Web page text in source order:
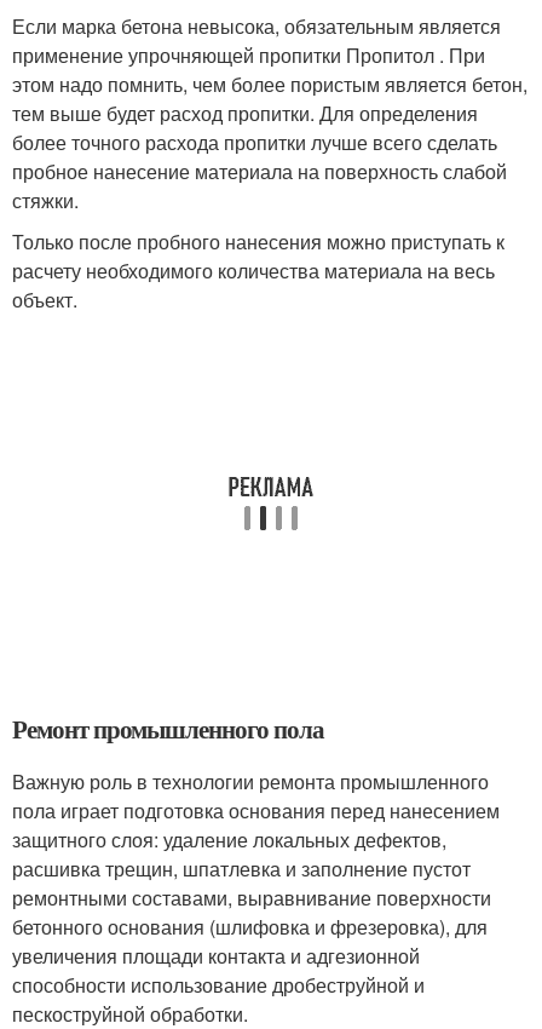
Если марка бетона невысока, обязательным является
применение упрочняющей пропитки Пропитол . При
этом надо помнить, чем более пористым является бетон,
тем выше будет расход пропитки. Для определения
более точного расхода пропитки лучше всего сделать
пробное нанесение материала на поверхность слабой
стяжки.
Только после пробного нанесения можно приступать к
расчету необходимого количества материала на весь
объект.
Ремонт промышленного пола
Важную роль в технологии ремонта промышленного
пола играет подготовка основания перед нанесением
защитного слоя: удаление локальных дефектов,
расшивка трещин, шпатлевка и заполнение пустот
ремонтными составами, выравнивание поверхности
бетонного основания (шлифовка и фрезеровка), для
увеличения площади контакта и адгезионной
способности использование дробеструйной и
пескоструйной обработки.